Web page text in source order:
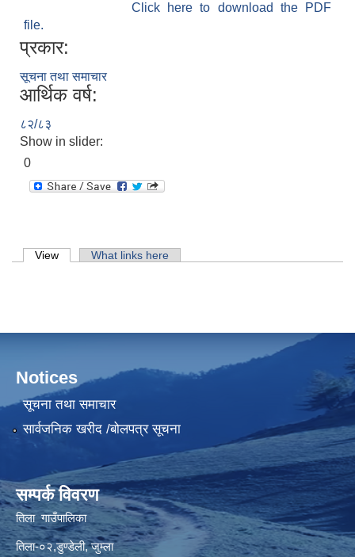
Click here to download the PDF
file.
प्रकार:
सूचना तथा समाचार
आर्थिक वर्ष:
८२/८३
Show in slider:
0
Primary tabs
View (active tab)What links here
Notices
सूचना तथा समाचार
सार्वजनिक खरीद /बोलपत्र सूचना
सम्पर्क विवरण
तिला गाउँपालिका
तिला-०२,डुण्डेली, जुम्ला